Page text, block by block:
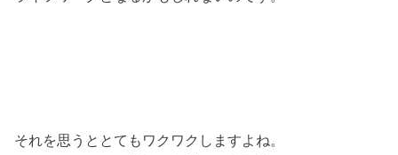
それを思うととてもワクワクしますよね。